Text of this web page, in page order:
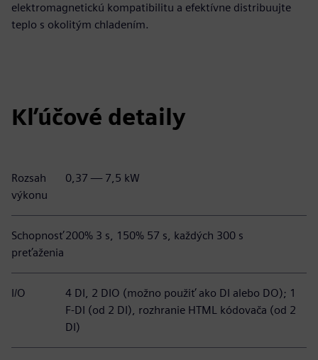
elektromagnetickú kompatibilitu a efektívne distribuujte
teplo s okolitým chladením.
Kľúčové detaily
Rozsah
výkonu
0,37 — 7,5 kW
Schopnosť
preťaženia
200% 3 s, 150% 57 s, každých 300 s
I/O
4 DI, 2 DIO (možno použiť ako DI alebo DO); 1
F-DI (od 2 DI), rozhranie HTML kódovača (od 2
DI)